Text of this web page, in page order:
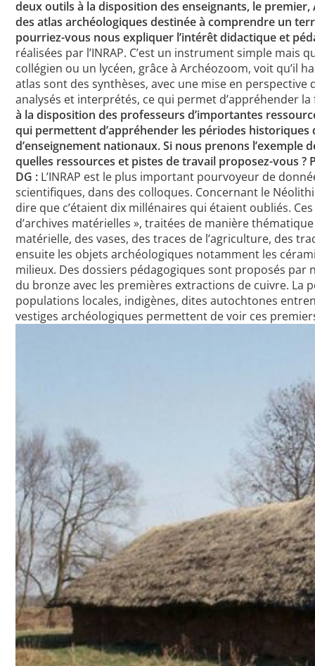
deux outils à la disposition des enseignants, le
des atlas archéologiques destinée à comprendre un
pourriez-vous nous expliquer l’intérêt didactique et
réalisées par l’INRAP. C’est un instrument simple
collégien ou un lycéen, grâce à Archéozoom, voit qu’il
atlas sont des synthèses, avec une mise en
analysés et interprétés, ce qui permet d’appréhender
à la disposition des professeurs d’importantes
qui permettent d’appréhender les périodes
d’enseignement nationaux. Si nous prenons l’exemple
quelles ressources et pistes de travail proposez-vous ?
DG : L’INRAP est le plus important pourvoyeur de
scientifiques, dans des colloques. Concernant le
dire que c’étaient dix millénaires qui étaient oubliés.
d’archives matérielles », traitées de manière
matérielle, des vases, des traces de l’agriculture, des
ensuite les objets archéologiques notamment les
milieux. Des dossiers pédagogiques sont proposés par
du bronze avec les premières extractions de cuivre. La
populations locales, indigènes, dites autochtones
vestiges archéologiques permettent de voir ces